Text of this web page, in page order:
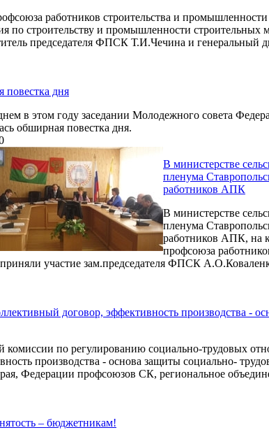
работников строительства и
по строительству и промышленности строительных
председателя ФПСК Т.И.Чечина и генеральный
дня
в этом году заседании Молодежного совета
обширная повестка дня.
В министерстве
пленума
работников АПК
В министерстве
пленума
работников АПК, на
профсоюза
участие зам.председателя ФПСК
договор, эффективность производства -
комиссии по регулированию социально-трудовых
производства - основа защиты социально-
Федерации профсоюзов СК, региональное
– бюджетникам!